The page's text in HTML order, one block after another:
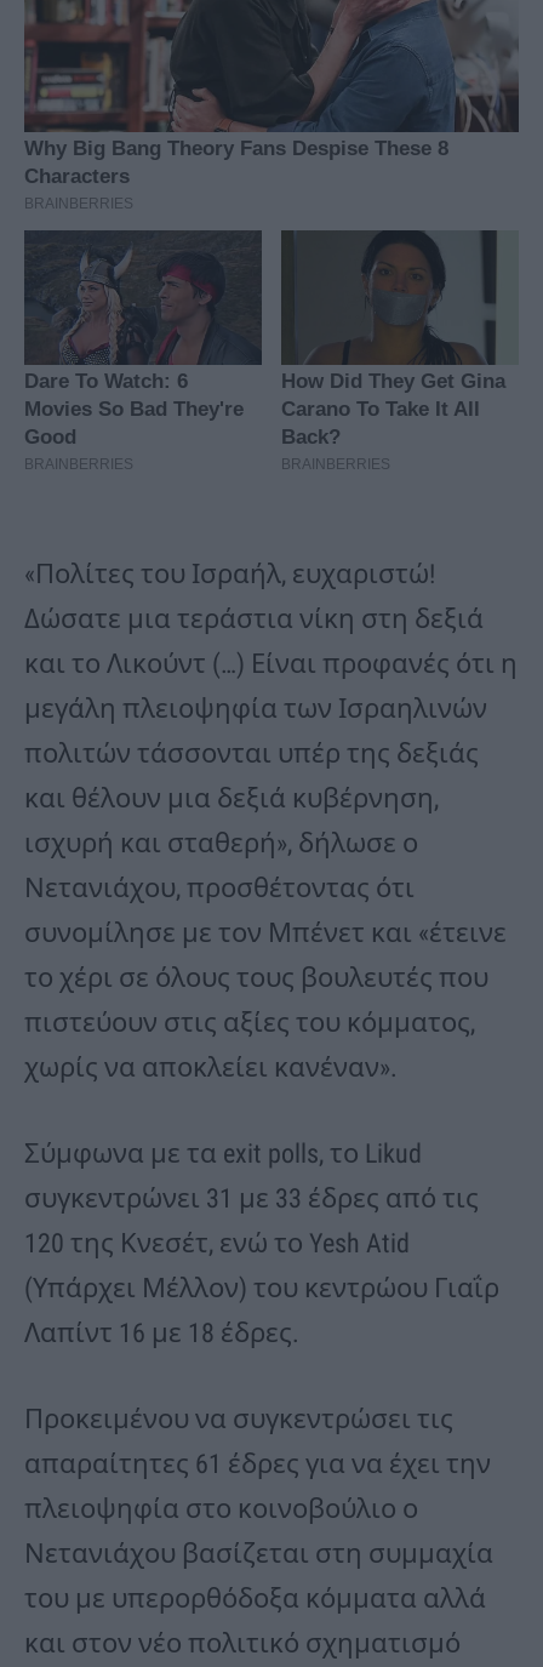
«Πολίτες του Ισραήλ, ευχαριστώ!
Δώσατε μια τεράστια νίκη στη δεξιά
και το Λικούντ (…) Είναι προφανές ότι η
μεγάλη πλειοψηφία των Ισραηλινών
πολιτών τάσσονται υπέρ της δεξιάς
και θέλουν μια δεξιά κυβέρνηση,
ισχυρή και σταθερή», δήλωσε ο
Νετανιάχου, προσθέτοντας ότι
συνομίλησε με τον Μπένετ και «έτεινε
το χέρι σε όλους τους βουλευτές που
πιστεύουν στις αξίες του κόμματος,
χωρίς να αποκλείει κανέναν».
Σύμφωνα με τα exit polls, το Likud
συγκεντρώνει 31 με 33 έδρες από τις
120 της Κνεσέτ, ενώ το Yesh Atid
(Υπάρχει Μέλλον) του κεντρώου Γιαΐρ
Λαπίντ 16 με 18 έδρες.
Προκειμένου να συγκεντρώσει τις
απαραίτητες 61 έδρες για να έχει την
πλειοψηφία στο κοινοβούλιο ο
Νετανιάχου βασίζεται στη συμμαχία
του με υπερορθόδοξα κόμματα αλλά
και στον νέο πολιτικό σχηματισμό